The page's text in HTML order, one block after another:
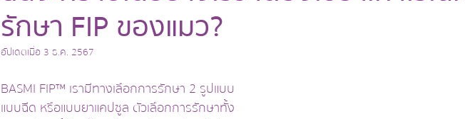
รักษา FIP ของแมว?
อัปเดตเมื่อ 3 ธ.ค. 2567
BASMI FIP™ เรามีทางเลือกการรักษา 2 รูปแบบ
แบบฉีด หรือแบบยาแคปซูล ตัวเลือกการรักษาทั้ง